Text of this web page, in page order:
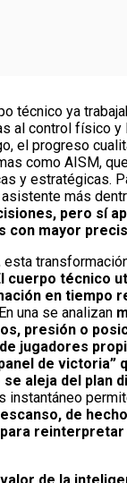
técnico ya
al control físico y
el progreso
como AISM,
y estratégicas.
asistente más
pero sí
con mayor
esta
cuerpo técnico
en tiempo
En una se analizan
presión o
jugadores
de victoria”
aleja del plan
instantáneo
de